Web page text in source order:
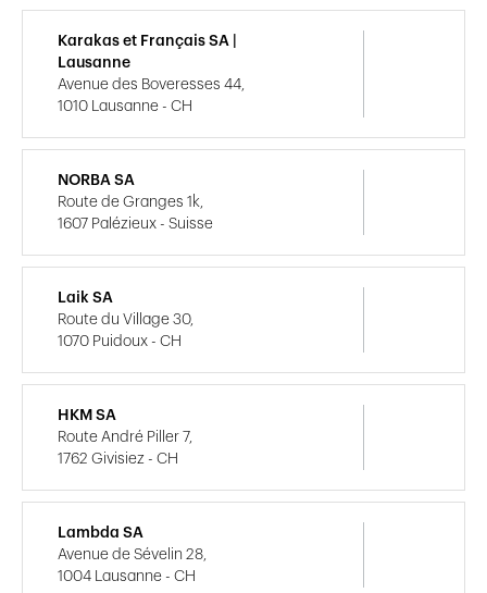
Karakas et Français SA |
Lausanne
Avenue des Boveresses 44,
1010 Lausanne - CH
NORBA SA
Route de Granges 1k,
1607 Palézieux - Suisse
Laik SA
Route du Village 30,
1070 Puidoux - CH
HKM SA
Route André Piller 7,
1762 Givisiez - CH
Lambda SA
Avenue de Sévelin 28,
1004 Lausanne - CH